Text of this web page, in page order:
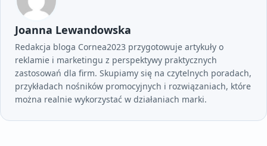
Joanna Lewandowska
Redakcja bloga Cornea2023 przygotowuje artykuły o
reklamie i marketingu z perspektywy praktycznych
zastosowań dla firm. Skupiamy się na czytelnych poradach,
przykładach nośników promocyjnych i rozwiązaniach, które
można realnie wykorzystać w działaniach marki.